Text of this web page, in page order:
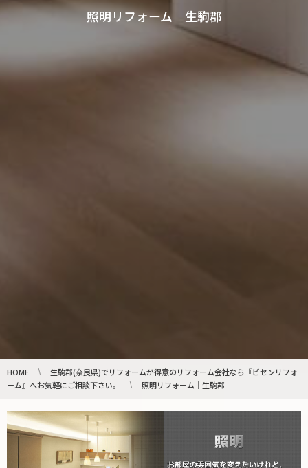
照明リフォーム｜生駒郡
HOME
生駒郡(奈良県)でリフォームが得意のリフォーム会社なら『ビセンリフォ
ーム』へお気軽にご相談下さい。
照明リフォーム｜生駒郡